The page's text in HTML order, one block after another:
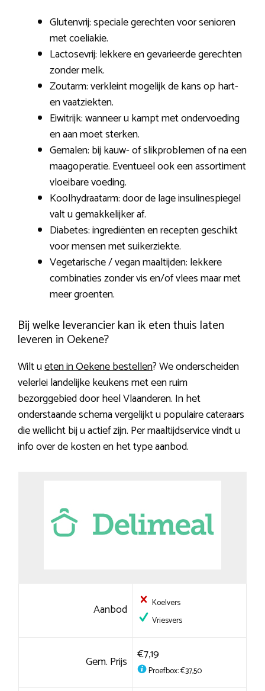
Glutenvrij: speciale gerechten voor senioren
met coeliakie.
Lactosevrij: lekkere en gevarieerde gerechten
zonder melk.
Zoutarm: verkleint mogelijk de kans op hart-
en vaatziekten.
Eiwitrijk: wanneer u kampt met ondervoeding
en aan moet sterken.
Gemalen: bij kauw- of slikproblemen of na een
maagoperatie. Eventueel ook een assortiment
vloeibare voeding.
Koolhydraatarm: door de lage insulinespiegel
valt u gemakkelijker af.
Diabetes: ingrediënten en recepten geschikt
voor mensen met suikerziekte.
Vegetarische / vegan maaltijden: lekkere
combinaties zonder vis en/of vlees maar met
meer groenten.
Bij welke leverancier kan ik eten thuis laten
leveren in Oekene?
Wilt ueten in Oekene bestellen? We onderscheiden
velerlei landelijke keukens met een ruim
bezorggebied door heel Vlaanderen. In het
onderstaande schema vergelijkt u populaire cateraars
die wellicht bij u actief zijn. Per maaltijdservice vindt u
info over de kosten en het type aanbod.
Aanbod
Koelvers
Vriesvers
Gem. Prijs €7,19
Proefbox: €37,50